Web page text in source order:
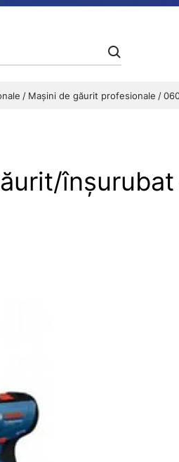
Maşini de găurit profesionale